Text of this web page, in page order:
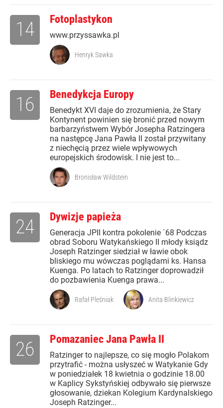
Fotoplastykon
www.przyssawka.pl
14
Henryk Sawka
Benedykcja Europy
Benedykt XVI daje do zrozumienia, że Stary
Kontynent powinien się bronić przed nowym
barbarzyństwem Wybór Josepha Ratzingera
na następcę Jana Pawła II został przywitany
z niechęcią przez wiele wpływowych
europejskich środowisk. I nie jest to...
16
Bronisław Wildstein
Dywizje papieża
Generacja JPII kontra pokolenie `68 Podczas
obrad Soboru Watykańskiego II młody ksiądz
Joseph Ratzinger siedział w ławie obok
bliskiego mu wówczas poglądami ks. Hansa
Kuenga. Po latach to Ratzinger doprowadził
do pozbawienia Kuenga prawa...
24
Rafał Pleśniak Anita Blinkiewicz
Pomazaniec Jana Pawła II
Ratzinger to najlepsze, co się mogło Polakom
przytrafić - można usłyszeć w Watykanie Gdy
w poniedziałek 18 kwietnia o godzinie 18.00
w Kaplicy Sykstyńskiej odbywało się pierwsze
głosowanie, dziekan Kolegium Kardynalskiego
Joseph Ratzinger...
26